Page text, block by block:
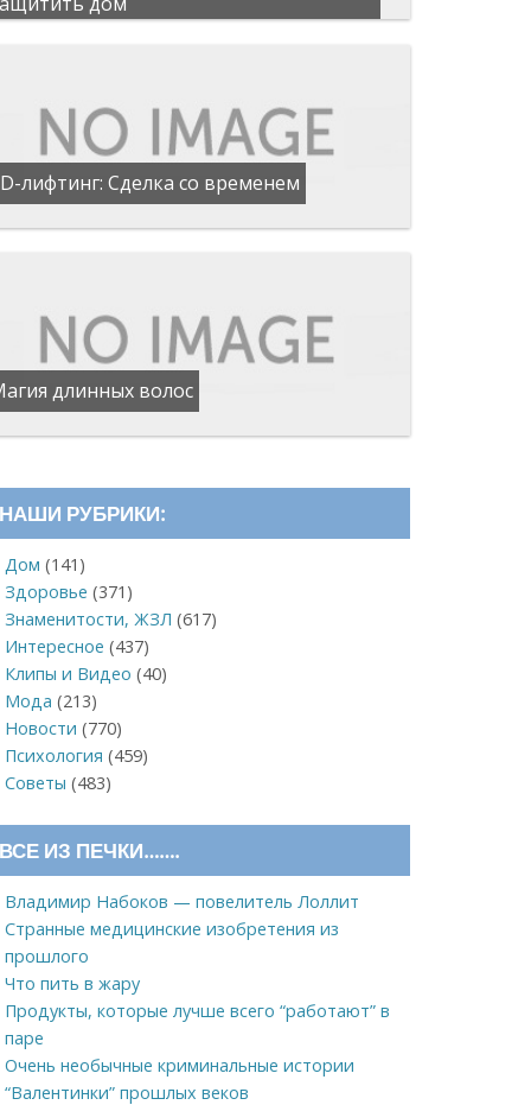
лифтинг: Сделка со временем
длинных волос
НАШИ РУБРИКИ:
Дом (141)
Здоровье (371)
Знаменитости, ЖЗЛ (617)
Интересное (437)
Клипы и Видео (40)
Мода (213)
Новости (770)
Психология (459)
Советы (483)
ВСЕ ИЗ ПЕЧКИ…….
Владимир Набоков — повелитель Лоллит
Странные медицинские изобретения из
прошлого
Что пить в жару
Продукты, которые лучше всего “работают” в
паре
Очень необычные криминальные истории
“Валентинки” прошлых веков